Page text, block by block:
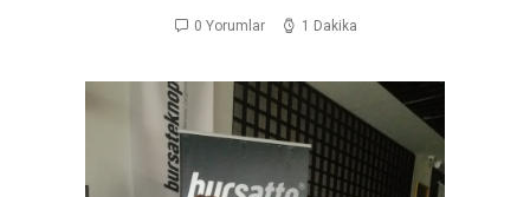
0 Yorumlar 1 Dakika